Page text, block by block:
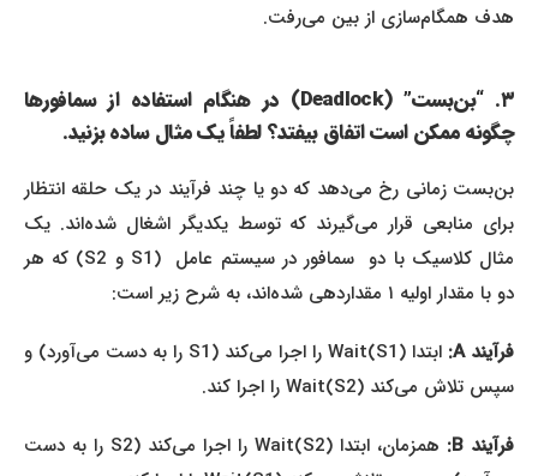
هدف همگام‌سازی از بین می‌رفت.
۳. “بن‌بست” (Deadlock) در هنگام استفاده از سمافورها
چگونه ممکن است اتفاق بیفتد؟ لطفاً یک مثال ساده بزنید.
بن‌بست زمانی رخ می‌دهد که دو یا چند فرآیند در یک حلقه انتظار
برای منابعی قرار می‌گیرند که توسط یکدیگر اشغال شده‌اند. یک
مثال کلاسیک با دو سمافور در سیستم عامل (S1 و S2) که هر
دو با مقدار اولیه ۱ مقداردهی شده‌اند، به شرح زیر است:
فرآیند A:
ابتدا Wait(S1) را اجرا می‌کند (S1 را به دست می‌آورد) و
سپس تلاش می‌کند Wait(S2) را اجرا کند.
فرآیند B:
همزمان، ابتدا Wait(S2) را اجرا می‌کند (S2 را به دست